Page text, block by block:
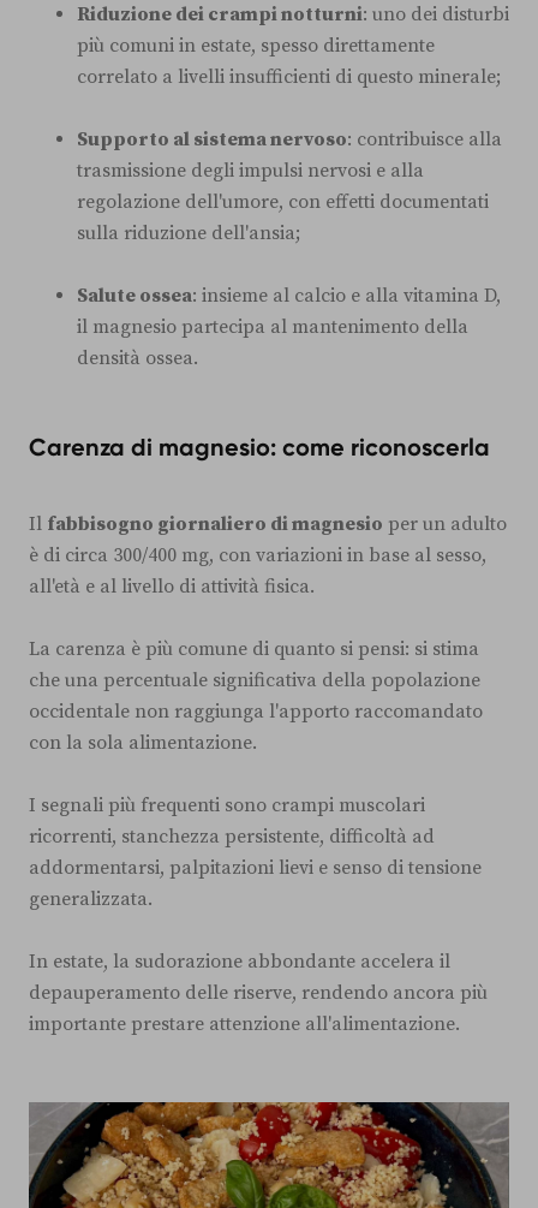
Riduzione dei crampi notturni: uno dei disturbi
più comuni in estate, spesso direttamente
correlato a livelli insufficienti di questo minerale;
Supporto al sistema nervoso: contribuisce alla
trasmissione degli impulsi nervosi e alla
regolazione dell'umore, con effetti documentati
sulla riduzione dell'ansia;
Salute ossea: insieme al calcio e alla vitamina D,
il magnesio partecipa al mantenimento della
densità ossea.
Carenza di magnesio: come riconoscerla
Il fabbisogno giornaliero di magnesio per un adulto
è di circa 300/400 mg, con variazioni in base al sesso,
all'età e al livello di attività fisica.
La carenza è più comune di quanto si pensi: si stima
che una percentuale significativa della popolazione
occidentale non raggiunga l'apporto raccomandato
con la sola alimentazione.
I segnali più frequenti sono crampi muscolari
ricorrenti, stanchezza persistente, difficoltà ad
addormentarsi, palpitazioni lievi e senso di tensione
generalizzata.
In estate, la sudorazione abbondante accelera il
depauperamento delle riserve, rendendo ancora più
importante prestare attenzione all'alimentazione.